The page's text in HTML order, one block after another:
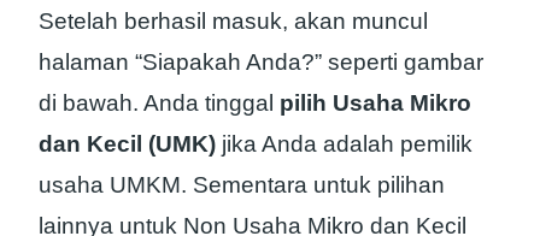
Setelah berhasil masuk, akan muncul
halaman “Siapakah Anda?” seperti gambar
di bawah. Anda tinggal pilih Usaha Mikro
dan Kecil (UMK) jika Anda adalah pemilik
usaha UMKM. Sementara untuk pilihan
lainnya untuk Non Usaha Mikro dan Kecil